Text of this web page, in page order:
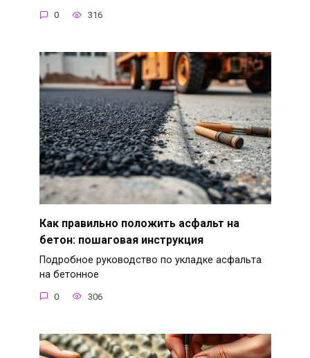
0 316
Как правильно положить асфальт на
бетон: пошаговая инструкция
Подробное руководство по укладке асфальта
на бетонное
0 306